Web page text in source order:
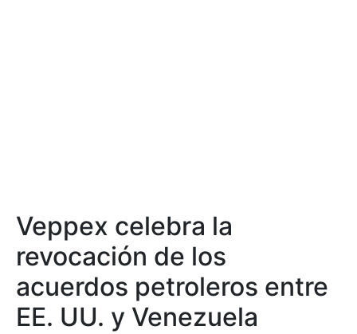
Veppex celebra la
revocación de los
acuerdos petroleros entre
EE. UU. y Venezuela